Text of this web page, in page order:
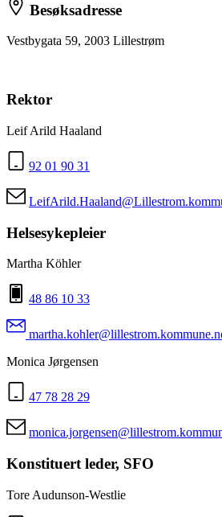
Besøksadresse
Vestbygata 59, 2003 Lillestrøm
Rektor
Leif Arild Haaland
92 01 90 31
Helsesykepleier
Martha Köhler
48 86 10 33
Monica Jørgensen
47 78 28 29
Konstituert leder, SFO
Tore Audunson-Westlie